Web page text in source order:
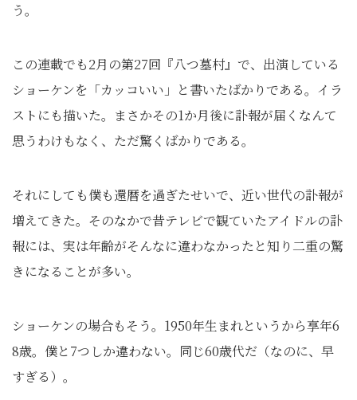
う。
この連載でも2月の第27回『八つ墓村』で、出演している
ショーケンを「カッコいい」と書いたばかりである。イラ
ストにも描いた。まさかその1か月後に訃報が届くなんて
思うわけもなく、ただ驚くばかりである。
それにしても僕も還暦を過ぎたせいで、近い世代の訃報が
増えてきた。そのなかで昔テレビで観ていたアイドルの訃
報には、実は年齢がそんなに違わなかったと知り二重の驚
きになることが多い。
ショーケンの場合もそう。1950年生まれというから享年6
8歳。僕と7つしか違わない。同じ60歳代だ（なのに、早
すぎる）。